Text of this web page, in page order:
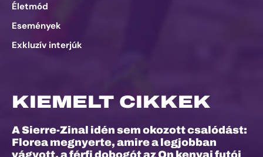
Életmód
Események
Exkluzív interjúk
KIEMELT CIKKEK
A Sierre-Zinal idén sem okozott csalódást:
Florea megnyerte, amire a legjobban